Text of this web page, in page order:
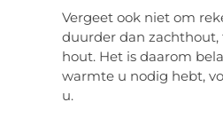
Vergeet ook niet om
duurder dan
hout. Het is daarom
warmte u nodig hebt,
u.